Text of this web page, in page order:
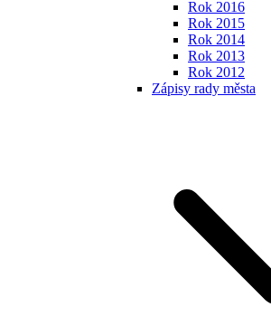
Rok 2016
Rok 2015
Rok 2014
Rok 2013
Rok 2012
Zápisy rady města